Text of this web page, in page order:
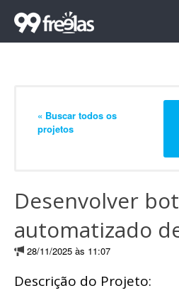
« Buscar todos os
projetos
Desenvolver bot
automatizado
28/11/2025 às 11:07
Descrição do Projeto: